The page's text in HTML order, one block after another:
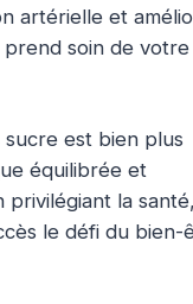
artérielle et
prend soin de votre
est bien plus
équilibrée et
privilégiant la santé,
le défi du bien-